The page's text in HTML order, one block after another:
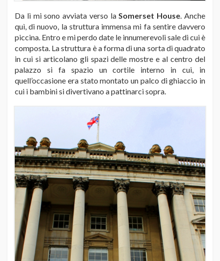
Da lì mi sono avviata verso la Somerset House . Anche
quì, di nuovo, la struttura immensa mi fa sentire davvero
piccina. Entro e mi perdo date le innumerevoli sale di cui è
composta. La struttura è a forma di una sorta di quadrato
in cui si articolano gli spazi delle mostre e al centro del
palazzo si fa spazio un cortile interno in cui, in
quell’occasione era stato montato un palco di ghiaccio in
cui i bambini si divertivano a pattinarci sopra.